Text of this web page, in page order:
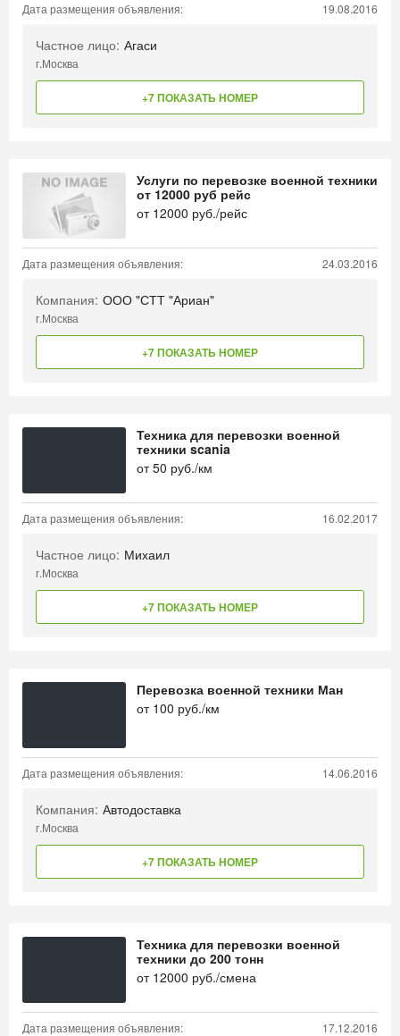
Дата размещения объявления: 19.08.2016
Частное лицо: Агаси
г.Москва
+7 ПОКАЗАТЬ НОМЕР
Услуги по перевозке военной техники
от 12000 руб рейс
от 12000 руб./рейс
Дата размещения объявления: 24.03.2016
Компания: ООО "СТТ "Ариан"
г.Москва
+7 ПОКАЗАТЬ НОМЕР
Техника для перевозки военной
техники scania
от50 руб./км
Дата размещения объявления: 16.02.2017
Частное лицо: Михаил
г.Москва
+7 ПОКАЗАТЬ НОМЕР
Перевозка военной техники Ман
от 100 руб./км
Дата размещения объявления: 14.06.2016
Компания: Автодоставка
г.Москва
+7 ПОКАЗАТЬ НОМЕР
Техника для перевозки военной
техники до 200 тонн
от 12000 руб./смена
Дата размещения объявления: 17.12.2016